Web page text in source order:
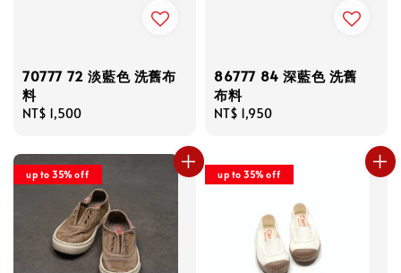
70777 72 淡藍色 洗舊布
料
Regular
NT$ 1,500
86777 84 深藍色 洗舊
布料
Regular
NT$ 1,950
up to 35% off up to 35% off